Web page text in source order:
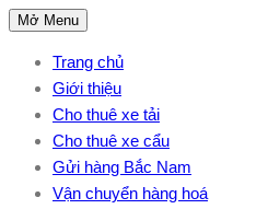
Mở Menu
Trang chủ
Giới thiệu
Cho thuê xe tải
Cho thuê xe cẩu
Gửi hàng Bắc Nam
Vận chuyển hàng hoá